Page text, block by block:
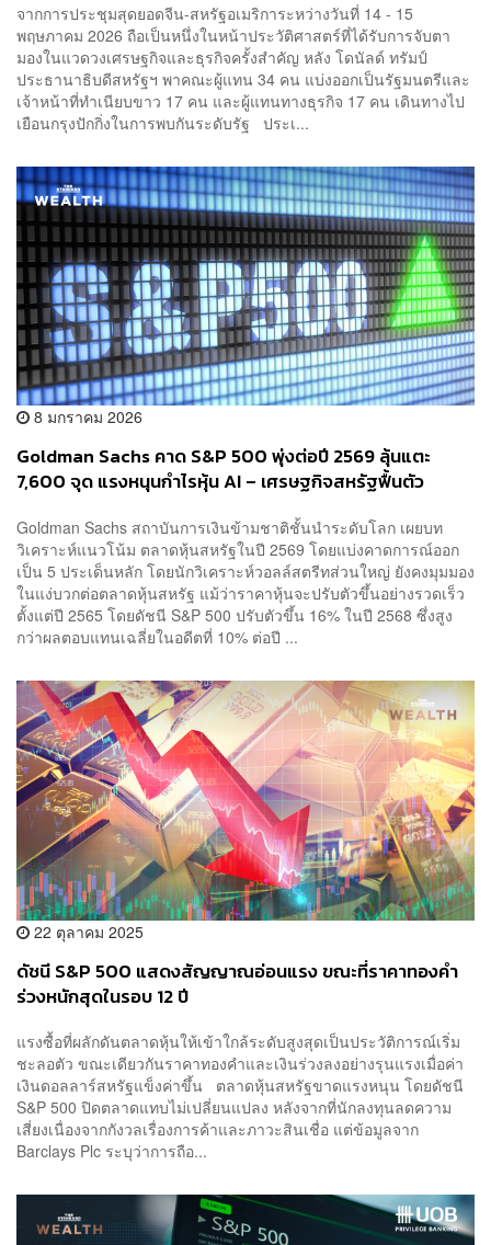
จากการประชุมสุดยอดจีน-สหรัฐอเมริการะหว่างวันที่ 14 - 15
พฤษภาคม 2026 ถือเป็นหนึ่งในหน้าประวัติศาสตร์ที่ได้รับการจับตา
มองในแวดวงเศรษฐกิจและธุรกิจครั้งสำคัญ หลัง โดนัลด์ ทรัมป์
ประธานาธิบดีสหรัฐฯ พาคณะผู้แทน 34 คน แบ่งออกเป็นรัฐมนตรีและ
เจ้าหน้าที่ทำเนียบขาว 17 คน และผู้แทนทางธุรกิจ 17 คน เดินทางไป
เยือนกรุงปักกิ่งในการพบกันระดับรัฐ ประเ...
8 มกราคม 2026
Goldman Sachs คาด S&P 500 พุ่งต่อปี 2569 ลุ้นแตะ
7,600 จุด แรงหนุนกำไรหุ้น AI – เศรษฐกิจสหรัฐฟื้นตัว
Goldman Sachs สถาบันการเงินข้ามชาติชั้นนำระดับโลก เผยบท
วิเคราะห์แนวโน้ม ตลาดหุ้นสหรัฐในปี 2569 โดยแบ่งคาดการณ์ออก
เป็น 5 ประเด็นหลัก โดยนักวิเคราะห์วอลล์สตรีทส่วนใหญ่ ยังคงมุมมอง
ในแง่บวกต่อตลาดหุ้นสหรัฐ แม้ว่าราคาหุ้นจะปรับตัวขึ้นอย่างรวดเร็ว
ตั้งแต่ปี 2565 โดยดัชนี S&P 500 ปรับตัวขึ้น 16% ในปี 2568 ซึ่งสูง
กว่าผลตอบแทนเฉลี่ยในอดีตที่ 10% ต่อปี ...
22 ตุลาคม 2025
ดัชนี S&P 500 แสดงสัญญาณอ่อนแรง ขณะที่ราคาทองคำ
ร่วงหนักสุดในรอบ 12 ปี
แรงซื้อที่ผลักดันตลาดหุ้นให้เข้าใกล้ระดับสูงสุดเป็นประวัติการณ์เริ่ม
ชะลอตัว ขณะเดียวกันราคาทองคำและเงินร่วงลงอย่างรุนแรงเมื่อค่า
เงินดอลลาร์สหรัฐแข็งค่าขึ้น ตลาดหุ้นสหรัฐขาดแรงหนุน โดยดัชนี
S&P 500 ปิดตลาดแทบไม่เปลี่ยนแปลง หลังจากที่นักลงทุนลดความ
เสี่ยงเนื่องจากกังวลเรื่องการค้าและภาวะสินเชื่อ แต่ข้อมูลจาก
Barclays Plc ระบุว่าการถือ...